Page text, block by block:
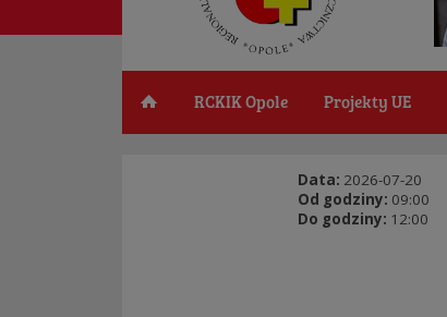
RCKIK Opole Projekty UE
Data: 2026-07-20
Od godziny: 09:00
Do godziny: 12:00